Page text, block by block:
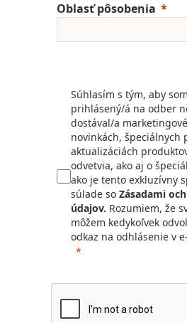
Oblasť pôsobenia
Súhlasím s tým, aby
prihlásený/á na odber
dostával/a
novinkách, špeciálnych
aktualizáciách
odvetvia, ako aj o
ako je tento exkluzívny
súlade so Zásadami
údajov. Rozumiem, že
môžem kedykoľvek
odkaz na odhlásenie v